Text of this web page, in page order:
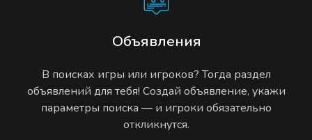
Объявления
В поисках игры или игроков? Тогда раздел
объявлений для тебя! Создай объявление, укажи
параметры поиска — и игроки обязательно
откликнутся.